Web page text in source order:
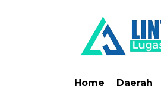
Home Daerah